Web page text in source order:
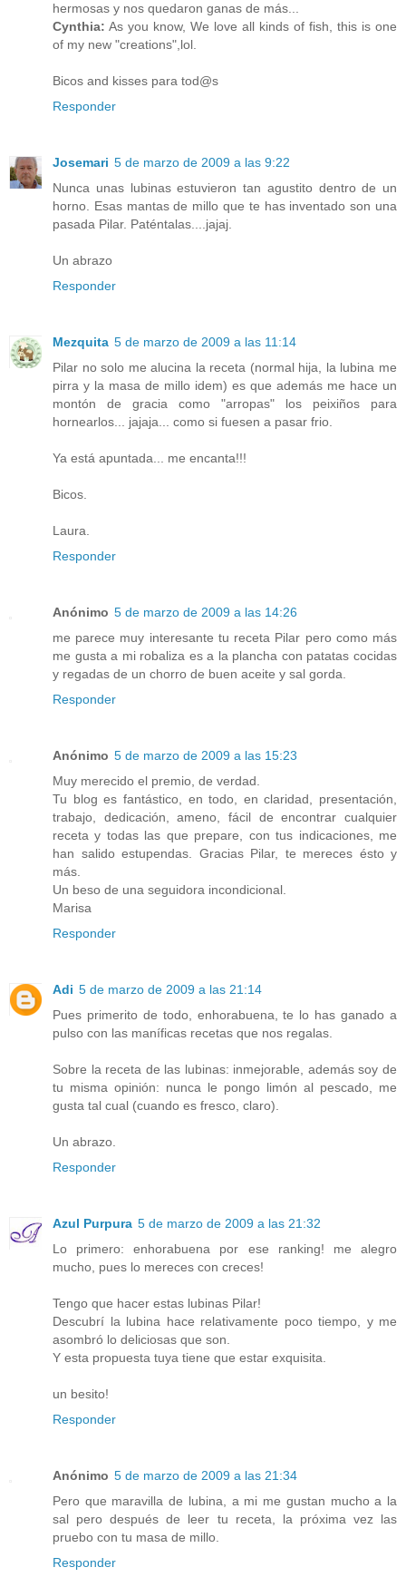
hermosas y nos quedaron ganas de más...
Cynthia: As you know, We love all kinds of fish, this is one
of my new "creations",lol.
Bicos and kisses para tod@s
Responder
Josemari 5 de marzo de 2009 a las 9:22
Nunca unas lubinas estuvieron tan agustito dentro de un
horno. Esas mantas de millo que te has inventado son una
pasada Pilar. Paténtalas....jajaj.
Un abrazo
Responder
Mezquita 5 de marzo de 2009 a las 11:14
Pilar no solo me alucina la receta (normal hija, la lubina me
pirra y la masa de millo idem) es que además me hace un
montón de gracia como "arropas" los peixiños para
hornearlos... jajaja... como si fuesen a pasar frio.
Ya está apuntada... me encanta!!!
Bicos.
Laura.
Responder
Anónimo 5 de marzo de 2009 a las 14:26
me parece muy interesante tu receta Pilar pero como más
me gusta a mi robaliza es a la plancha con patatas cocidas
y regadas de un chorro de buen aceite y sal gorda.
Responder
Anónimo 5 de marzo de 2009 a las 15:23
Muy merecido el premio, de verdad.
Tu blog es fantástico, en todo, en claridad, presentación,
trabajo, dedicación, ameno, fácil de encontrar cualquier
receta y todas las que prepare, con tus indicaciones, me
han salido estupendas. Gracias Pilar, te mereces ésto y
más.
Un beso de una seguidora incondicional.
Marisa
Responder
Adi 5 de marzo de 2009 a las 21:14
Pues primerito de todo, enhorabuena, te lo has ganado a
pulso con las maníficas recetas que nos regalas.
Sobre la receta de las lubinas: inmejorable, además soy de
tu misma opinión: nunca le pongo limón al pescado, me
gusta tal cual (cuando es fresco, claro).
Un abrazo.
Responder
Azul Purpura 5 de marzo de 2009 a las 21:32
Lo primero: enhorabuena por ese ranking! me alegro
mucho, pues lo mereces con creces!
Tengo que hacer estas lubinas Pilar!
Descubrí la lubina hace relativamente poco tiempo, y me
asombró lo deliciosas que son.
Y esta propuesta tuya tiene que estar exquisita.
un besito!
Responder
Anónimo 5 de marzo de 2009 a las 21:34
Pero que maravilla de lubina, a mi me gustan mucho a la
sal pero después de leer tu receta, la próxima vez las
pruebo con tu masa de millo.
Responder